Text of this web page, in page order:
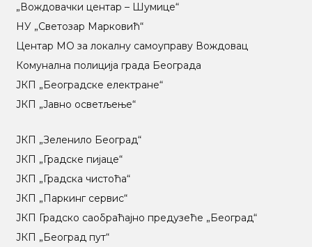
„Вождовачки центар – Шумице“
НУ „Светозар Марковић“
Центар МO за локалну самоуправу Вождовац
Комунална полиција града Београда
ЈКП „Београдске електране“
ЈКП „Јавно осветљење“
ЈКП „Зеленило Београд“
ЈКП „Градске пијаце“
ЈКП „Градска чистоћа“
ЈКП „Паркинг сервис“
ЈКП Градско саобраћајно предузеће „Београд“
ЈКП „Београд пут“